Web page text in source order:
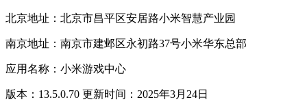
北京地址：北京市昌平区安居路小米智慧产业园
南京地址：南京市建邺区永初路37号小米华东总部
应用名称：小米游戏中心
版本：13.5.0.70 更新时间：2025年3月24日